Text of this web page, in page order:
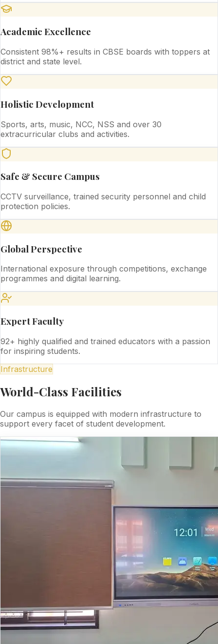
Academic Excellence
Consistent 98%+ results in CBSE boards with toppers at
district and state level.
Holistic Development
Sports, arts, music, NCC, NSS and over 30
extracurricular clubs and activities.
Safe & Secure Campus
CCTV surveillance, trained security personnel and child
protection policies.
Global Perspective
International exposure through competitions, exchange
programmes and digital learning.
Expert Faculty
92+ highly qualified and trained educators with a passion
for inspiring students.
Infrastructure
World-Class Facilities
Our campus is equipped with modern infrastructure to
support every facet of student development.